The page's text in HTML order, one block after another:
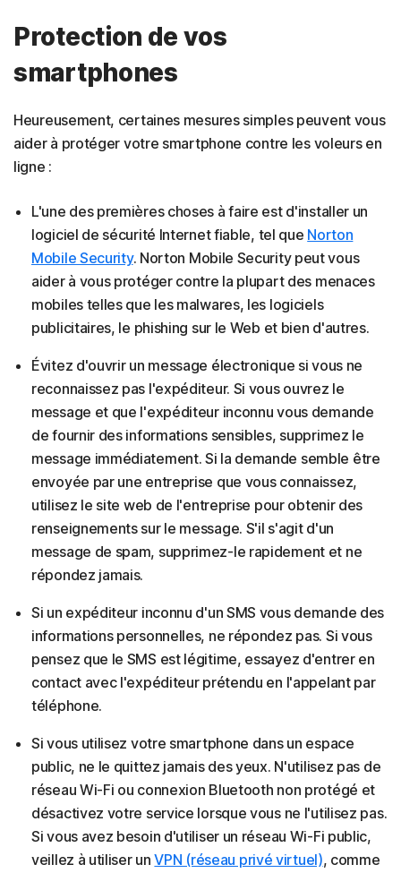
Protection de vos
smartphones
Heureusement, certaines mesures simples peuvent vous
aider à protéger votre smartphone contre les voleurs en
ligne :
L'une des premières choses à faire est d'installer un
logiciel de sécurité Internet fiable, tel que Norton
Mobile Security. Norton Mobile Security peut vous
aider à vous protéger contre la plupart des menaces
mobiles telles que les malwares, les logiciels
publicitaires, le phishing sur le Web et bien d'autres.
Évitez d'ouvrir un message électronique si vous ne
reconnaissez pas l'expéditeur. Si vous ouvrez le
message et que l'expéditeur inconnu vous demande
de fournir des informations sensibles, supprimez le
message immédiatement. Si la demande semble être
envoyée par une entreprise que vous connaissez,
utilisez le site web de l'entreprise pour obtenir des
renseignements sur le message. S'il s'agit d'un
message de spam, supprimez-le rapidement et ne
répondez jamais.
Si un expéditeur inconnu d'un SMS vous demande des
informations personnelles, ne répondez pas. Si vous
pensez que le SMS est légitime, essayez d'entrer en
contact avec l'expéditeur prétendu en l'appelant par
téléphone.
Si vous utilisez votre smartphone dans un espace
public, ne le quittez jamais des yeux. N'utilisez pas de
réseau Wi-Fi ou connexion Bluetooth non protégé et
désactivez votre service lorsque vous ne l'utilisez pas.
Si vous avez besoin d'utiliser un réseau Wi-Fi public,
veillez à utiliser unVPN (réseau privé virtuel), comme